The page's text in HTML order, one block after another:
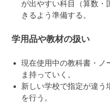
が出やすい科目（算数・
きるよう準備する。
学用品や教材の扱い
現在使用中の教科書・ノ
ま持っていく。
新しい学校で指定が違う
を行う。